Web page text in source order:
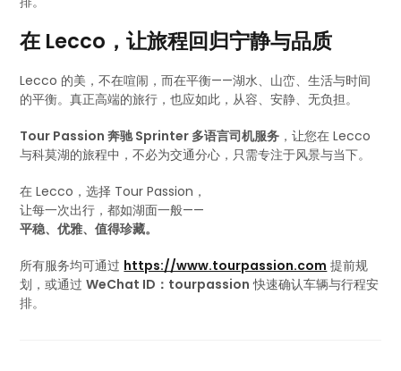
在 Lecco，让旅程回归宁静与品质
Lecco 的美，不在喧闹，而在平衡——湖水、山峦、生活与时间
的平衡。真正高端的旅行，也应如此，从容、安静、无负担。
Tour Passion 奔驰 Sprinter 多语言司机服务 ，让您在 Lecco
与科莫湖的旅程中，不必为交通分心，只需专注于风景与当下。
在 Lecco，选择 Tour Passion，
让每一次出行，都如湖面一般——
平稳、优雅、值得珍藏。
所有服务均可通过 https://www.tourpassion.com 提前规
划，或通过WeChat ID：tourpassion 快速确认车辆与行程安
排。